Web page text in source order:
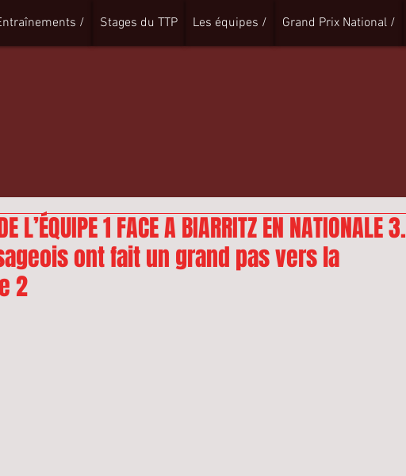
/ Stages du TTP Les équipes / Grand Prix National /
L’ÉQUIPE 1 FACE A BIARRITZ EN NATIONALE 3.
ont fait un grand pas vers la
2